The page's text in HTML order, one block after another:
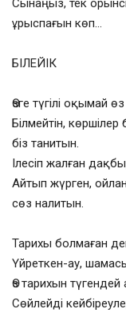
Сынаңыз, тек
ұрыспағын көп…
БІЛЕЙІК
Өзге түгілі оқымай
Білмейтін, көршілер
біз танитын.
Ілесіп жалған
Айтып жүрген,
сөз налитын.
Тарихы болмаған
Үйреткен-ау,
Өз тарихын түгендей
Сөйлейді